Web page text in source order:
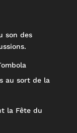
son des
au sort de la
la Fête du